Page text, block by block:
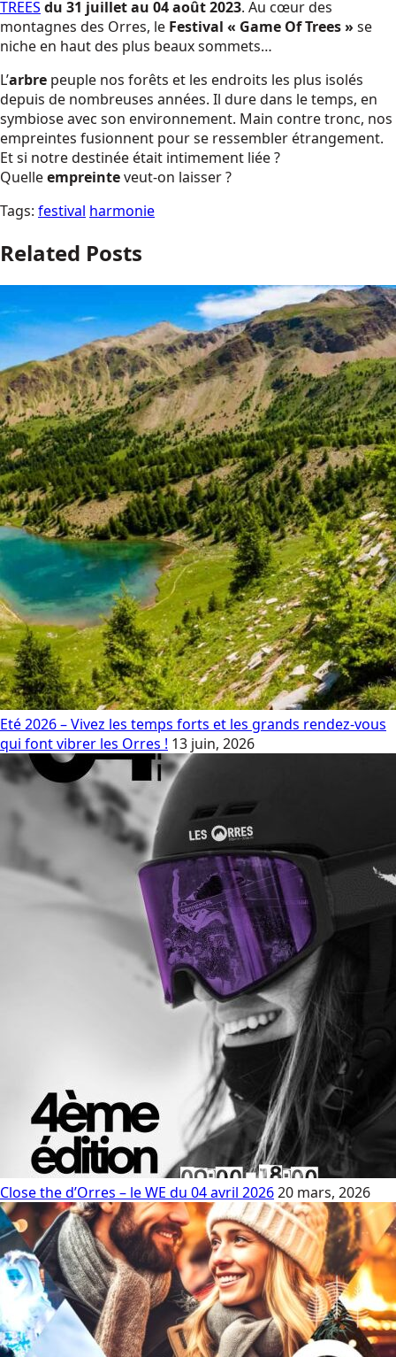
TREES du 31 juillet au 04 août 2023. Au cœur des
montagnes des Orres, le Festival « Game Of Trees » se
niche en haut des plus beaux sommets…
L’arbre peuple nos forêts et les endroits les plus isolés
depuis de nombreuses années. Il dure dans le temps, en
symbiose avec son environnement. Main contre tronc, nos
empreintes fusionnent pour se ressembler étrangement.
Et si notre destinée était intimement liée ?
Quelleempreinteveut-on laisser ?
Tags: festival harmonie
Related Posts
Eté 2026 – Vivez les temps forts et les grands rendez-vous
qui font vibrer les Orres ! 13 juin, 2026
Close the d’Orres – le WE du 04 avril 202620 mars, 2026